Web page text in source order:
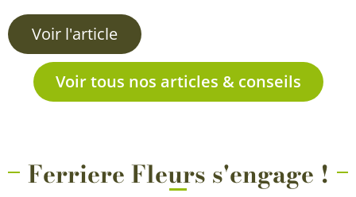
Voir l'article
Voir tous nos articles & conseils
Ferriere Fleurs s'engage !